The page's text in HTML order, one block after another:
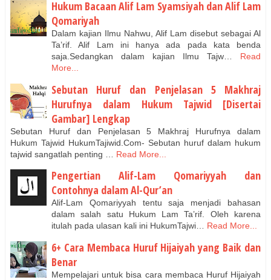
Hukum Bacaan Alif Lam Syamsiyah dan Alif Lam
Qomariyah
Dalam kajian Ilmu Nahwu, Alif Lam disebut sebagai Al
Ta’rif. Alif Lam ini hanya ada pada kata benda
saja.Sedangkan dalam kajian Ilmu Tajw…
Read
More...
Sebutan Huruf dan Penjelasan 5 Makhraj
Hurufnya dalam Hukum Tajwid [Disertai
Gambar] Lengkap
Sebutan Huruf dan Penjelasan 5 Makhraj Hurufnya dalam
Hukum Tajwid HukumTajiwid.Com- Sebutan huruf dalam hukum
tajwid sangatlah penting …
Read More...
Pengertian Alif-Lam Qomariyyah dan
Contohnya dalam Al-Qur’an
Alif-Lam Qomariyyah tentu saja menjadi bahasan
dalam salah satu Hukum Lam Ta’rif. Oleh karena
itulah pada ulasan kali ini HukumTajwi… Read More...
6+ Cara Membaca Huruf Hijaiyah yang Baik dan
Benar
Mempelajari untuk bisa cara membaca Huruf Hijaiyah